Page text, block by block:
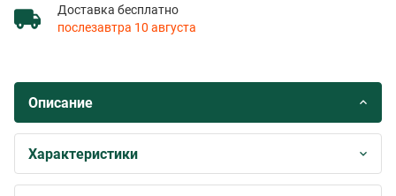
Доставка бесплатно
послезавтра 10 августа
Описание
Характеристики